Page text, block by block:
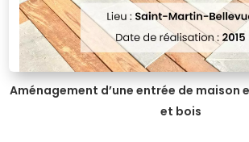
Aménagement d’une entrée de maison
et bois